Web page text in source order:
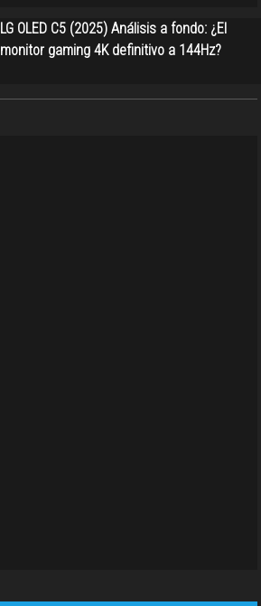
LG OLED C5 (2025) Análisis a fondo: ¿El
monitor gaming 4K definitivo a 144Hz?